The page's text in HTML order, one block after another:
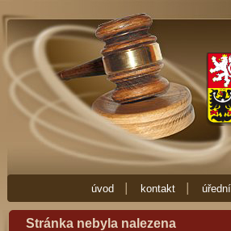
Exekutor Mgr. Pavla Fučíková
Zde najdete vše co potřebujete vědět o
exekutora nebo nějakou radu ohledně
úvod kontakt
Stránka nebyla nalezena